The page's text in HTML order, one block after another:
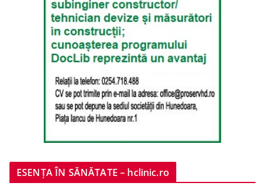
ESENȚA ÎN SĂNĂTATE – hclinic.ro